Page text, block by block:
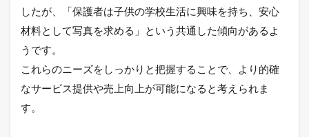
したが、「保護者は子供の学校生活に興味を持ち、安心
材料として写真を求める」という共通した傾向があるよ
うです。
これらのニーズをしっかりと把握することで、より的確
なサービス提供や売上向上が可能になると考えられま
す。